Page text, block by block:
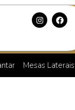
Mesas Laterais